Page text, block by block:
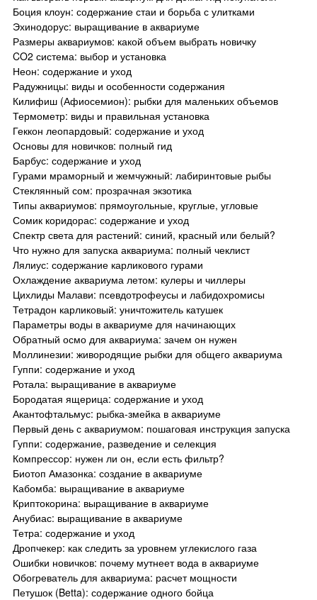
Боция клоун: содержание стаи и борьба с улитками
Эхинодорус: выращивание в аквариуме
Размеры аквариумов: какой объем выбрать новичку
CO2 система: выбор и установка
Неон: содержание и уход
Радужницы: виды и особенности содержания
Килифиш (Афиосемион): рыбки для маленьких объемов
Термометр: виды и правильная установка
Геккон леопардовый: содержание и уход
Основы для новичков: полный гид
Барбус: содержание и уход
Гурами мраморный и жемчужный: лабиринтовые рыбы
Стеклянный сом: прозрачная экзотика
Типы аквариумов: прямоугольные, круглые, угловые
Сомик коридорас: содержание и уход
Спектр света для растений: синий, красный или белый?
Что нужно для запуска аквариума: полный чеклист
Лялиус: содержание карликового гурами
Охлаждение аквариума летом: кулеры и чиллеры
Цихлиды Малави: псевдотрофеусы и лабидохромисы
Тетрадон карликовый: уничтожитель катушек
Параметры воды в аквариуме для начинающих
Обратный осмо для аквариума: зачем он нужен
Моллинезии: живородящие рыбки для общего аквариума
Гуппи: содержание и уход
Ротала: выращивание в аквариуме
Бородатая ящерица: содержание и уход
Акантофтальмус: рыбка-змейка в аквариуме
Первый день с аквариумом: пошаговая инструкция запуска
Гуппи: содержание, разведение и селекция
Компрессор: нужен ли он, если есть фильтр?
Биотоп Амазонка: создание в аквариуме
Кабомба: выращивание в аквариуме
Криптокорина: выращивание в аквариуме
Анубиас: выращивание в аквариуме
Тетра: содержание и уход
Дропчекер: как следить за уровнем углекислого газа
Ошибки новичков: почему мутнеет вода в аквариуме
Обогреватель для аквариума: расчет мощности
Петушок (Betta): содержание одного бойца